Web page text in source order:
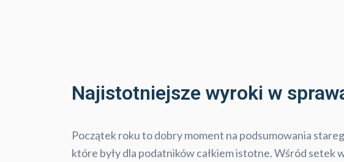
Najistotniejsze wyroki w
Początek roku to dobry moment na podsumowania
które były dla podatników całkiem istotne. Wśród setek